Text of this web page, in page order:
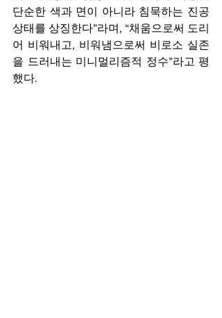
단순한 색과 면이 아니라 침묵하는 진공
상태를 상징한다”라며, “채움으로써 도리
어 비워내고, 비워냄으로써 비로소 실존
을 드러내는 미니멀리즘적 정수”라고 평
했다.